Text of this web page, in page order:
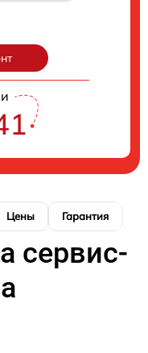
Цены Гарантия
сервис-